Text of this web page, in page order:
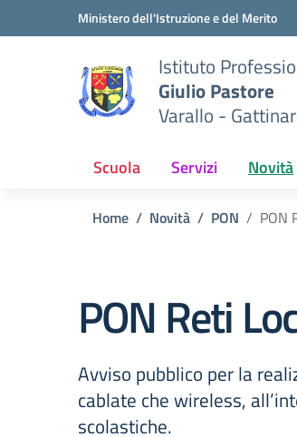
Vai ai contenuti
Vai al menu di navigazioneMinistero dell'Istruzione e del Merito
Istituto
Giulio Pastore
Varallo -
Scuola Servizi Novità
Home Novità PON PON
PON Reti
Avviso pubblico per la
cablate che wireless,
scolastiche.